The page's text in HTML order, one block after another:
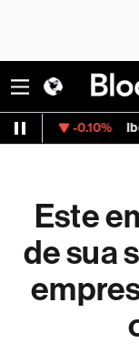
Ibov 177,726.17
Este
de sua